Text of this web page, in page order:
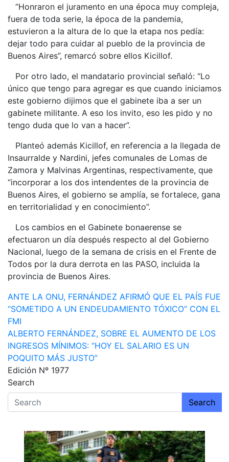
“Honraron el juramento en una época muy compleja,
fuera de toda serie, la época de la pandemia,
estuvieron a la altura de lo que la etapa nos pedía:
dejar todo para cuidar al pueblo de la provincia de
Buenos Aires”, remarcó sobre ellos Kicillof.
Por otro lado, el mandatario provincial señaló: “Lo
único que tengo para agregar es que cuando iniciamos
este gobierno dijimos que el gabinete iba a ser un
gabinete militante. A eso los invito, eso les pido y no
tengo duda que lo van a hacer”.
Planteó además Kicillof, en referencia a la llegada de
Insaurralde y Nardini, jefes comunales de Lomas de
Zamora y Malvinas Argentinas, respectivamente, que
“incorporar a los dos intendentes de la provincia de
Buenos Aires, el gobierno se amplía, se fortalece, gana
en territorialidad y en conocimiento”.
Los cambios en el Gabinete bonaerense se
efectuaron un día después respecto al del Gobierno
Nacional, luego de la semana de crisis en el Frente de
Todos por la dura derrota en las PASO, incluida la
provincia de Buenos Aires.
Navegación
de
entradas
ANTE LA ONU, FERNÁNDEZ AFIRMÓ QUE EL PAÍS FUE
“SOMETIDO A UN ENDEUDAMIENTO TÓXICO” CON EL
FMI
ALBERTO FERNÁNDEZ, SOBRE EL AUMENTO DE LOS
INGRESOS MÍNIMOS: “HOY EL SALARIO ES UN
POQUITO MÁS JUSTO”
Edición Nº 1977
Search
Search